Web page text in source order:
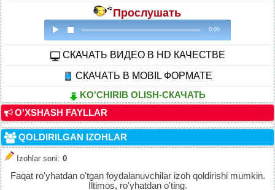
Прослушать
0:00
CКАЧАТЬ ВИДЕО В HD КАЧЕСТВЕ
СКАЧАТЬ В MOBIL ФОРМАТЕ
KO'CHIRIB OLISH-СКАЧАТЬ
O'XSHASH FAYLLAR
QOLDIRILGAN IZOHLAR
Izohlar soni: 0
Faqat ro'yhatdan o'tgan foydalanuvchilar izoh qoldirishi mumkin.
Iltimos, ro'yhatdan o'ting.